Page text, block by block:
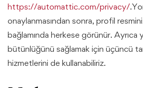
https://automattic.com/privacy/
onaylanmasından sonra, profil
bağlamında herkese görünür.
bütünlüğünü sağlamak için üçüncü
hizmetlerini de kullanabiliriz.